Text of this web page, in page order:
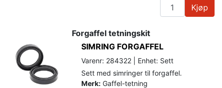
Kjøp
Forgaffel tetningskit
SIMRING FORGAFFEL
Varenr: 284322 | Enhet: Sett
Sett med simringer til forgaffel.
Merk: Gaffel-tetning